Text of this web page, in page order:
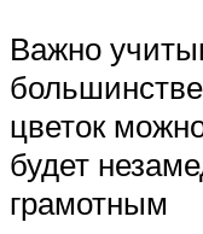
Важно
цветок
будет
грамотным